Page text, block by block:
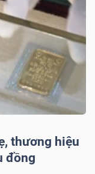
thương hiệu
đồng